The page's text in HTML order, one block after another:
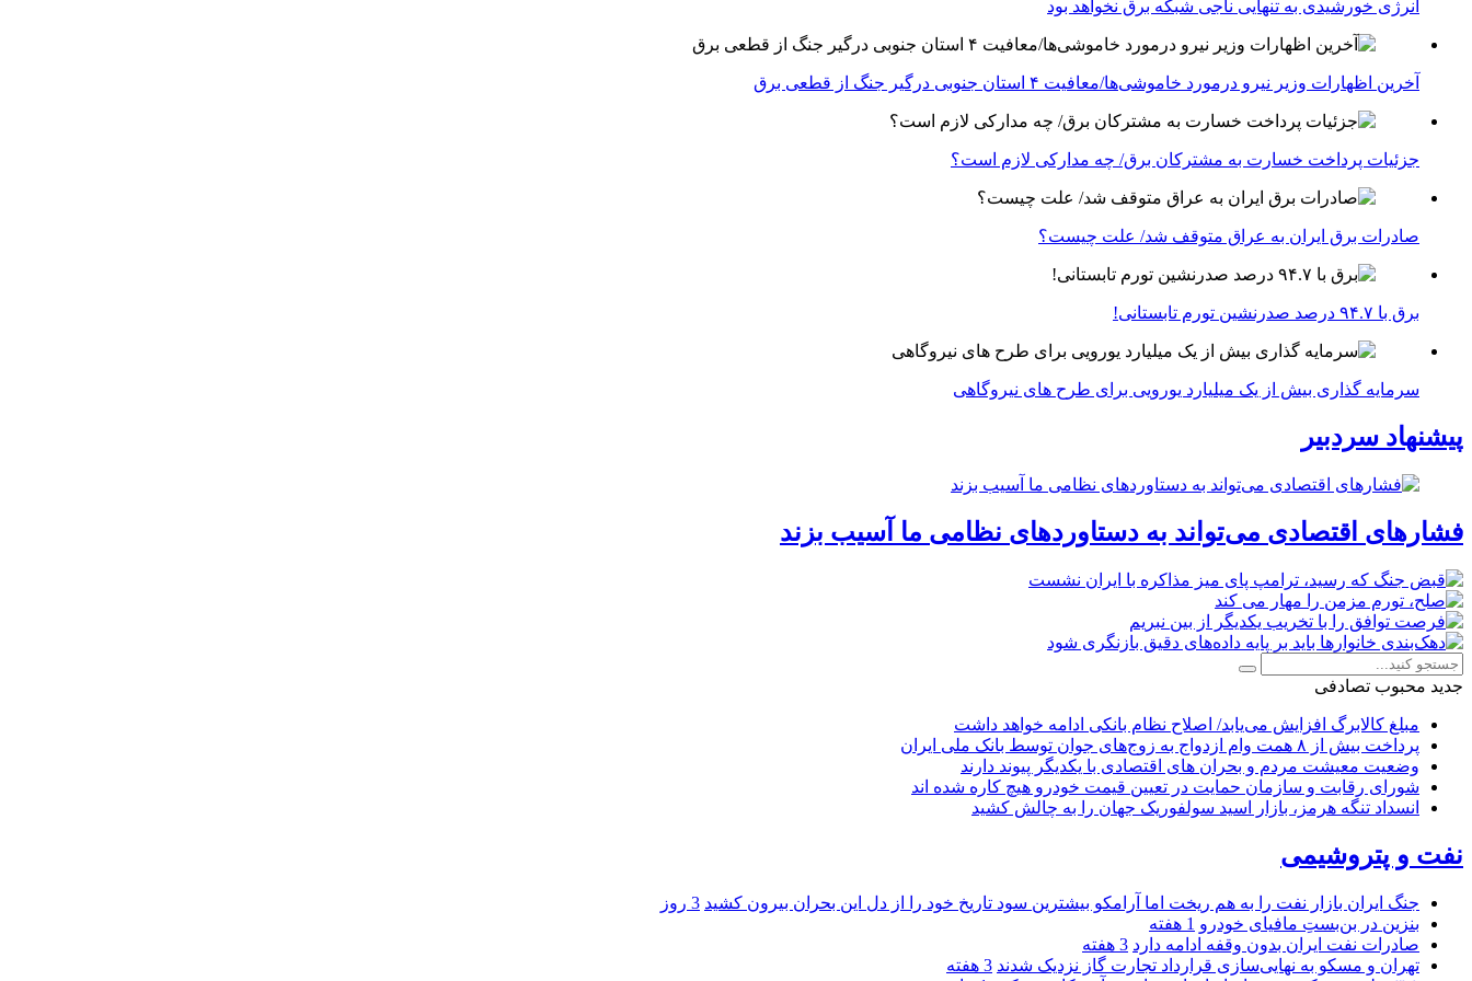
انرژی خورشیدی به تنهایی ناجی شبکه برق نخواهد بود
آخرین اظهارات وزیر نیرو درمورد خاموشی‌ها/معافیت ۴ استان جنوبی درگیر جنگ از قطعی برق
جزئیات پرداخت خسارت به مشترکان برق/ چه مدارکی لازم است؟
صادرات برق ایران به عراق متوقف شد/ علت چیست؟
برق با ۹۴.۷ درصد صدرنشین تورم تابستانی!
سرمایه گذاری بیش از یک میلیارد یورویی برای طرح های نیروگاهی
پیشنهاد سردبیر
فشارهای اقتصادی می‌تواند به دستاوردهای نظامی ما آسیب بزند
جدید محبوب تصادفی
مبلغ کالابرگ افزایش می‌یابد/ اصلاح نظام بانکی ادامه خواهد داشت
پرداخت بیش از ۸ همت وام ازدواج به زوج‌های جوان توسط بانک ملی ایران
وضعیت معیشت مردم و بحران های اقتصادی با یکدیگر پیوند دارند
شورای رقابت و سازمان حمایت در تعیین قیمت خودرو هیچ کاره شده اند
انسداد تنگه هرمز، بازار اسید سولفوریک جهان را به چالش کشید
نفت و پتروشیمی
جنگ ایران بازار نفت را به هم ریخت اما آرامکو بیشترین سود تاریخ خود را از دل این بحران بیرون کشید 3 روز
بنزین در بن‌بستِ مافیای خودرو 1 هفته
صادرات نفت ایران بدون وقفه ادامه دارد 3 هفته
تهران و مسکو به نهایی‌سازی قرارداد تجارت گاز نزدیک شدند 3 هفته